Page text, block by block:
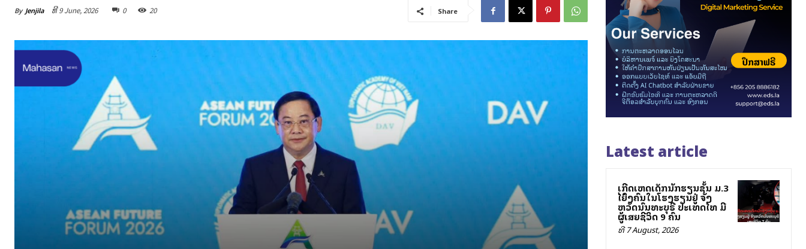
By Jenjila ທີ 9 June, 2026 0 20 Share
Latest article
ເກີດເຫດເດັກນັກຮຽນຊັ້ນ ມ.3
ໄລ່ຍິງຄົນໃນໂຮງຮຽນຢູ່ ຈັງ
ຫວັດນົນທະບຸຣີ ປະເທດໄທ ມີ
ຜູ້ເສຍຊີວິດ 9 ຄົນ
ທີ 7 August, 2026